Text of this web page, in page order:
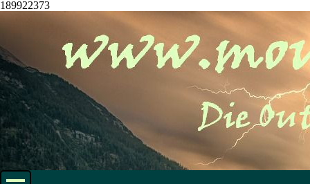
189922373
Direkt zum Seiteninhalt